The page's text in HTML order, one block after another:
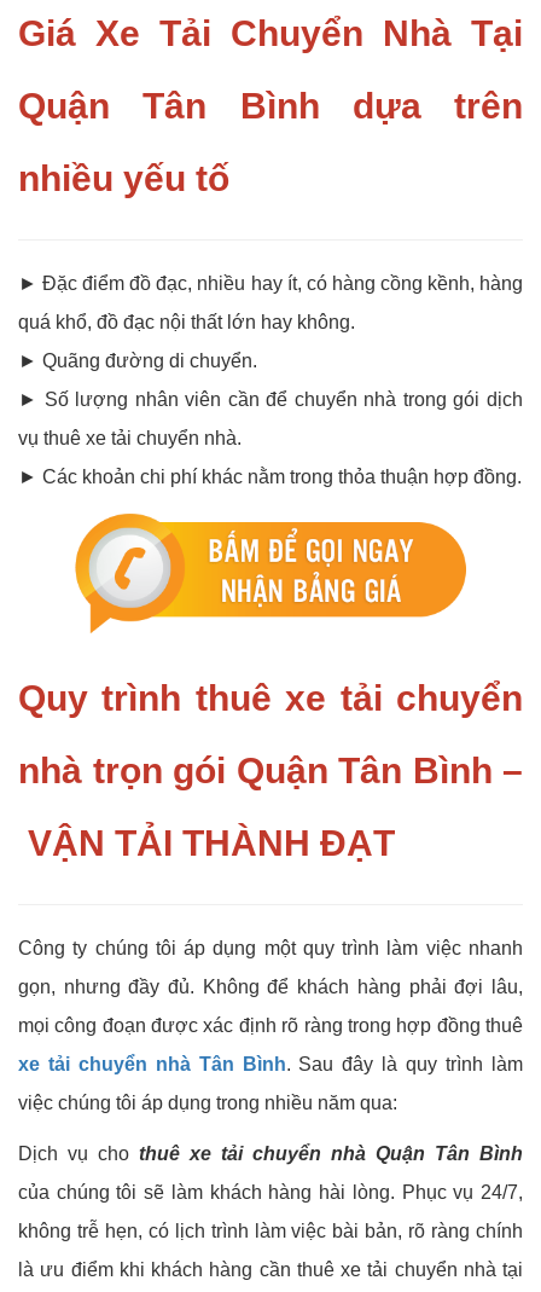
Giá Xe Tải Chuyển Nhà Tại
Quận Tân Bình dựa trên
nhiều yếu tố
► Đặc điểm đồ đạc, nhiều hay ít, có hàng cồng kềnh, hàng
quá khổ, đồ đạc nội thất lớn hay không.
► Quãng đường di chuyển.
► Số lượng nhân viên cần để chuyển nhà trong gói dịch
vụ thuê xe tải chuyển nhà.
► Các khoản chi phí khác nằm trong thỏa thuận hợp đồng.
Quy trình thuê xe tải chuyển
nhà trọn gói Quận Tân Bình –
VẬN TẢI THÀNH ĐẠT
Công ty chúng tôi áp dụng một quy trình làm việc nhanh
gọn, nhưng đầy đủ. Không để khách hàng phải đợi lâu,
mọi công đoạn được xác định rõ ràng trong hợp đồng thuê
xe tải chuyển nhà Tân Bình. Sau đây là quy trình làm
việc chúng tôi áp dụng trong nhiều năm qua:
Dịch vụ cho thuê xe tải chuyển nhà Quận Tân Bình
của chúng tôi sẽ làm khách hàng hài lòng. Phục vụ 24/7,
không trễ hẹn, có lịch trình làm việc bài bản, rõ ràng chính
là ưu điểm khi khách hàng cần thuê xe tải chuyển nhà tại